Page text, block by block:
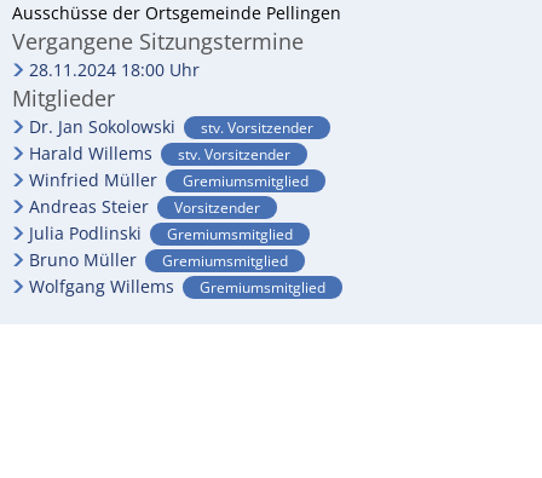
Ausschüsse der Ortsgemeinde Pellingen
Vergangene Sitzungstermine
28.11.2024 18:00 Uhr
Mitglieder
Dr. Jan Sokolowski stv. Vorsitzender
Harald Willems stv. Vorsitzender
Winfried Müller Gremiumsmitglied
Andreas Steier Vorsitzender
Julia Podlinski Gremiumsmitglied
Bruno Müller Gremiumsmitglied
Wolfgang Willems Gremiumsmitglied